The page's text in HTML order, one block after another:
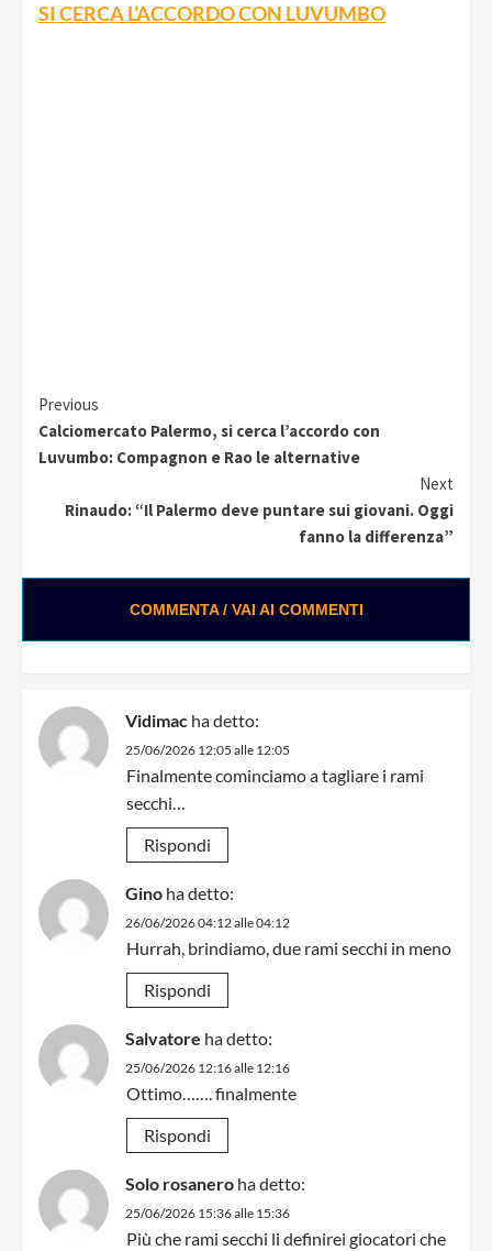
SI CERCA L’ACCORDO CON LUVUMBO
Continue
Reading
Previous
Calciomercato Palermo, si cerca l’accordo con
Luvumbo: Compagnon e Rao le alternative
Next
Rinaudo: “Il Palermo deve puntare sui giovani. Oggi
fanno la differenza”
COMMENTA / VAI AI COMMENTI
Vidimac ha detto:
25/06/2026 12:05 alle 12:05
Finalmente cominciamo a tagliare i rami
secchi…
Rispondi
Gino ha detto:
26/06/2026 04:12 alle 04:12
Hurrah, brindiamo, due rami secchi in meno
Rispondi
Salvatore ha detto:
25/06/2026 12:16 alle 12:16
Ottimo……. finalmente
Rispondi
Solo rosanero ha detto:
25/06/2026 15:36 alle 15:36
Più che rami secchi li definirei giocatori che